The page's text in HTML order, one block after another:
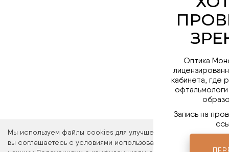
Мы используем файлы cookies для улучшения работы сайта.
вы соглашаетесь с условиями использования файлов cookies.
Оптика
кабинета, где
Запись на